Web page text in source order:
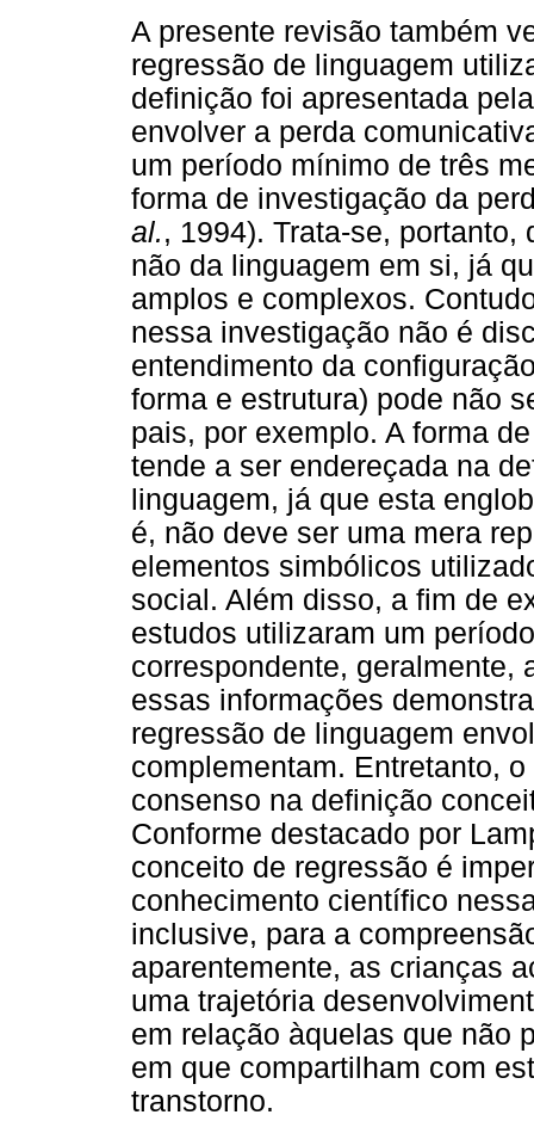
A presente revisão também
regressão de linguagem
definição foi apresentada
envolver a perda
um período mínimo de três
forma de investigação da
al., 1994). Trata-se,
não da linguagem em si, já
amplos e complexos.
nessa investigação não é
entendimento da
forma e estrutura) pode não
pais, por exemplo. A forma
tende a ser endereçada na
linguagem, já que esta
é, não deve ser uma mera
elementos simbólicos
social. Além disso, a fim de
estudos utilizaram um
correspondente, geralmente,
essas informações
regressão de linguagem
complementam. Entretanto,
consenso na definição
Conforme destacado por
conceito de regressão é
conhecimento científico
inclusive, para a
aparentemente, as crianças
uma trajetória
em relação àquelas que não
em que compartilham com
transtorno.